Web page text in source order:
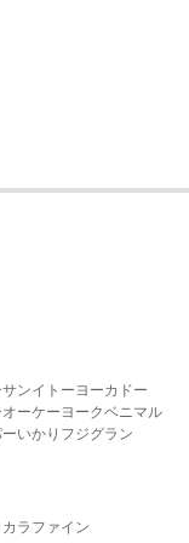
ンイトーヨーカドー
オーケー ヨークベニマル
いかり フジグラン
カラファイン